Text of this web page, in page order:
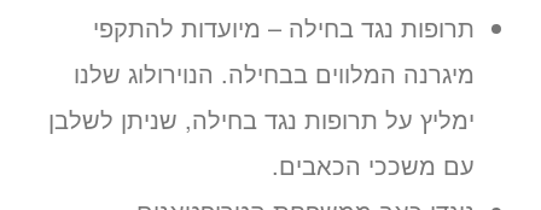
תרופות נגד בחילה – מיועדות להתקפי
מיגרנה המלווים בבחילה. הנוירולוג שלנו
ימליץ על תרופות נגד בחילה, שניתן לשלבן
עם משככי הכאבים.